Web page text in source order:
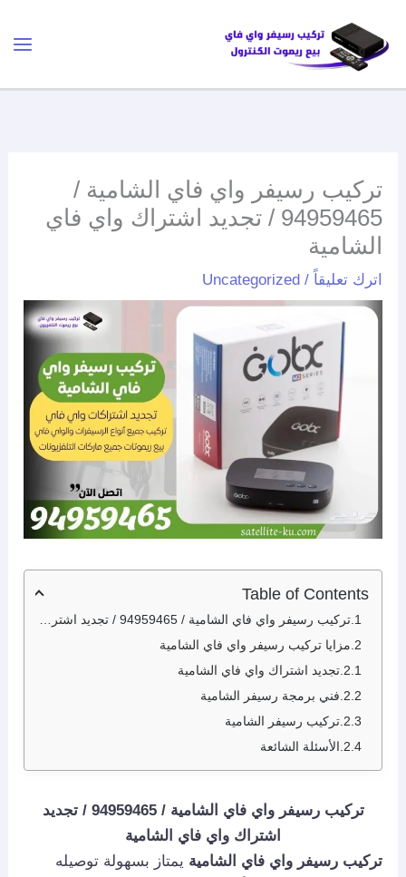
إلى
المحتوى
تركيب رسيفر واي فاي الشامية /
94959465 / تجديد اشتراك واي فاي
الشامية
اترك تعليقاً /
Uncategorized
Table of Contents
تركيب رسيفر واي فاي الشامية / 94959465 / تجديد اشتراك واي فاي الشامية
مزايا تركيب رسيفر واي فاي الشامية
تجديد اشتراك واي فاي الشامية
فني برمجة رسيفر الشامية
تركيب رسيفر الشامية
الأسئلة الشائعة
تركيب رسيفر واي فاي الشامية / 94959465 / تجديد
اشتراك واي فاي الشامية
تركيب رسيفر واي فاي الشامية يمتاز بسهولة توصيله